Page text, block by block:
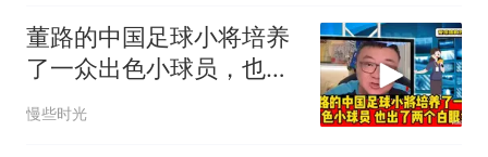
董路的中国足球小将培养
了一众出色小球员，也出
了两个白眼狼
慢些时光